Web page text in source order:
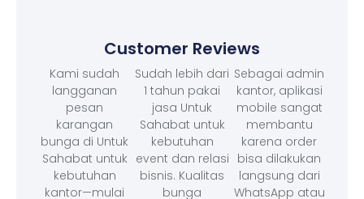
Customer Reviews
Kami sudah
langganan
pesan
karangan
bunga di Untuk
Sahabat untuk
kebutuhan
kantor—mulai
Sudah lebih dari
1 tahun pakai
jasa Untuk
Sahabat untuk
kebutuhan
event dan relasi
bisnis. Kualitas
bunga
Sebagai admin
kantor, aplikasi
mobile sangat
membantu
karena order
bisa dilakukan
langsung dari
WhatsApp atau